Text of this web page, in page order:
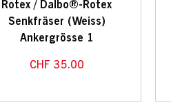
Rotex / Dalbo®-Rotex
Senkfräser (Weiss)
Ankergrösse 1
CHF 35.00